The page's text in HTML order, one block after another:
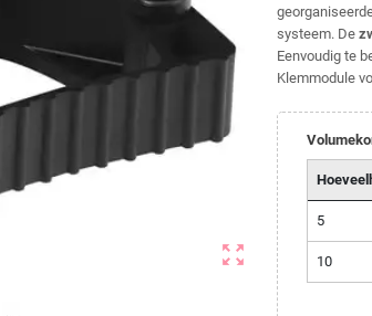
zoom_out_map
systeem. De
Eenvoudig te
Klemmodule
5
10